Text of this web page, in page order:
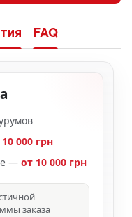
FAQ
000 грн
— от 10 000 грн
заказа